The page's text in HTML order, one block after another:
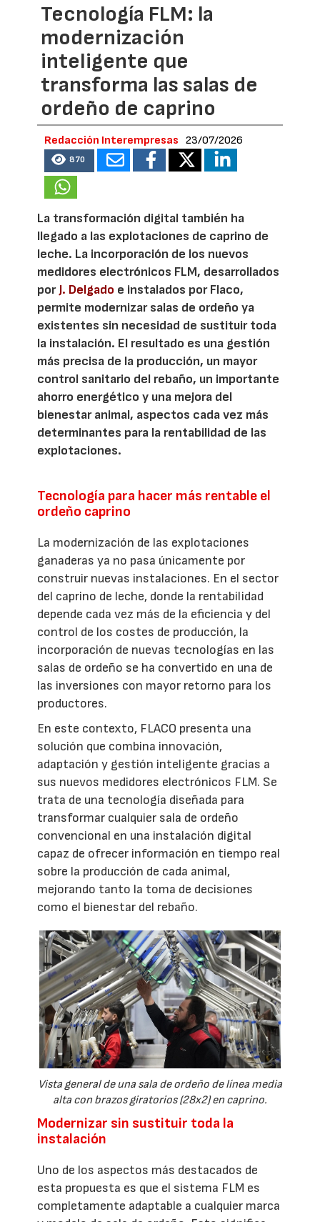
Tecnología FLM: la
modernización
inteligente que
transforma las salas de
ordeño de caprino
Redacción Interempresas 23/07/2026
870
La transformación digital también ha
llegado a las explotaciones de caprino de
leche. La incorporación de los nuevos
medidores electrónicos FLM, desarrollados
porJ. Delgado e instalados por Flaco,
permite modernizar salas de ordeño ya
existentes sin necesidad de sustituir toda
la instalación. El resultado es una gestión
más precisa de la producción, un mayor
control sanitario del rebaño, un importante
ahorro energético y una mejora del
bienestar animal, aspectos cada vez más
determinantes para la rentabilidad de las
explotaciones.
Tecnología para hacer más rentable el
ordeño caprino
La modernización de las explotaciones
ganaderas ya no pasa únicamente por
construir nuevas instalaciones. En el sector
del caprino de leche, donde la rentabilidad
depende cada vez más de la eficiencia y del
control de los costes de producción, la
incorporación de nuevas tecnologías en las
salas de ordeño se ha convertido en una de
las inversiones con mayor retorno para los
productores.
En este contexto, FLACO presenta una
solución que combina innovación,
adaptación y gestión inteligente gracias a
sus nuevos medidores electrónicos FLM. Se
trata de una tecnología diseñada para
transformar cualquier sala de ordeño
convencional en una instalación digital
capaz de ofrecer información en tiempo real
sobre la producción de cada animal,
mejorando tanto la toma de decisiones
como el bienestar del rebaño.
Vista general de una sala de ordeño de línea media
alta con brazos giratorios (28x2) en caprino.
Modernizar sin sustituir toda la
instalación
Uno de los aspectos más destacados de
esta propuesta es que el sistema FLM es
completamente adaptable a cualquier marca